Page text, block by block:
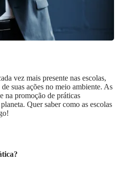
vez mais presente nas escolas,
suas ações no meio ambiente. As
na promoção de práticas
Quer saber como as escolas